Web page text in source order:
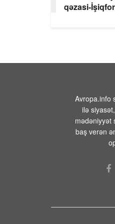
qəzasi-İşiqfor
Avropa.info
ilə
mədəniyyət
baş verən